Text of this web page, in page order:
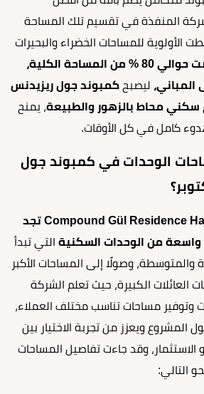
المنفذة في تقسيم تلك المساحة
الأولوية للمساحات الخضراء والبحيرات
فخصصت حوالي 80 % من المساحة الكلية،
ليصبح كمبوند جول ريزيدنس
سكني محاط بالزهور والطبيعة، يمنح
كامل في كل الأوقات.
الوحدات في كمبوند جول
داخلCompound Gül Residence Hadayek October تجد
من الوحدات السكنية التي تبدأ
وصولًا إلى المساحات الأكبر
العائلات الكبيرة، حيث تعلم الشركة
وتوفير مساحات تناسب مختلف العملاء،
المشروع ويعزز من تجربة الاختيار بين
الاستثمار، وقد جاءت تفاصيل المساحات
التالي: